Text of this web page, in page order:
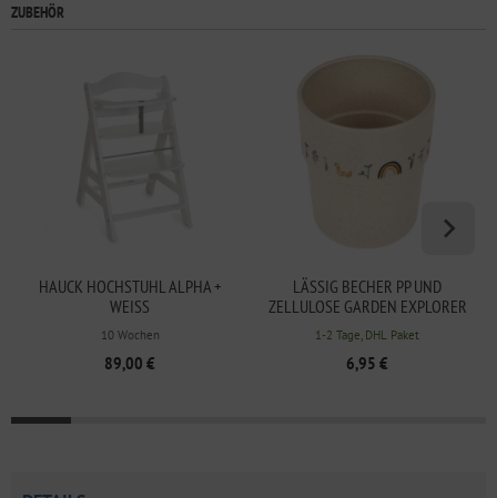
ZUBEHÖR
HAUCK HOCHSTUHL ALPHA +
WEISS
10 Wochen
89,00 €
LÄSSIG BECHER PP UND
ZELLULOSE GARDEN EXPLORER
1-2 Tage, DHL Paket
6,95 €